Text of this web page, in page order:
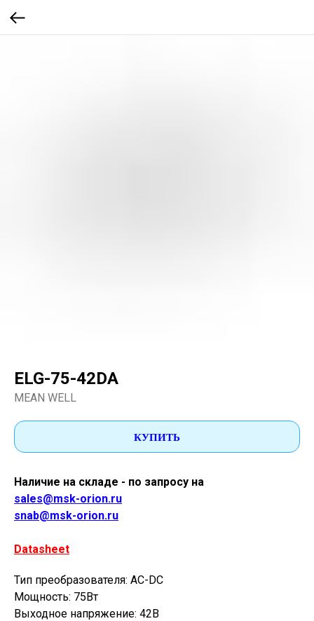
ELG-75-42DA
MEAN WELL
КУПИТЬ
Наличие на складе - по запросу на
sales@msk-orion.ru
snab@msk-orion.ru
Datasheet
Тип преобразователя: AC-DC
Мощность: 75Вт
Выходное напряжение: 42В